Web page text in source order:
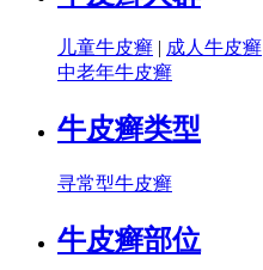
儿童牛皮癣 | 成人牛皮癣
中老年牛皮癣
牛皮癣类型
寻常型牛皮癣
牛皮癣部位